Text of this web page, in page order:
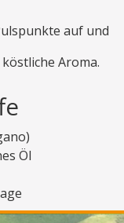
auf und
Aroma.
Öl